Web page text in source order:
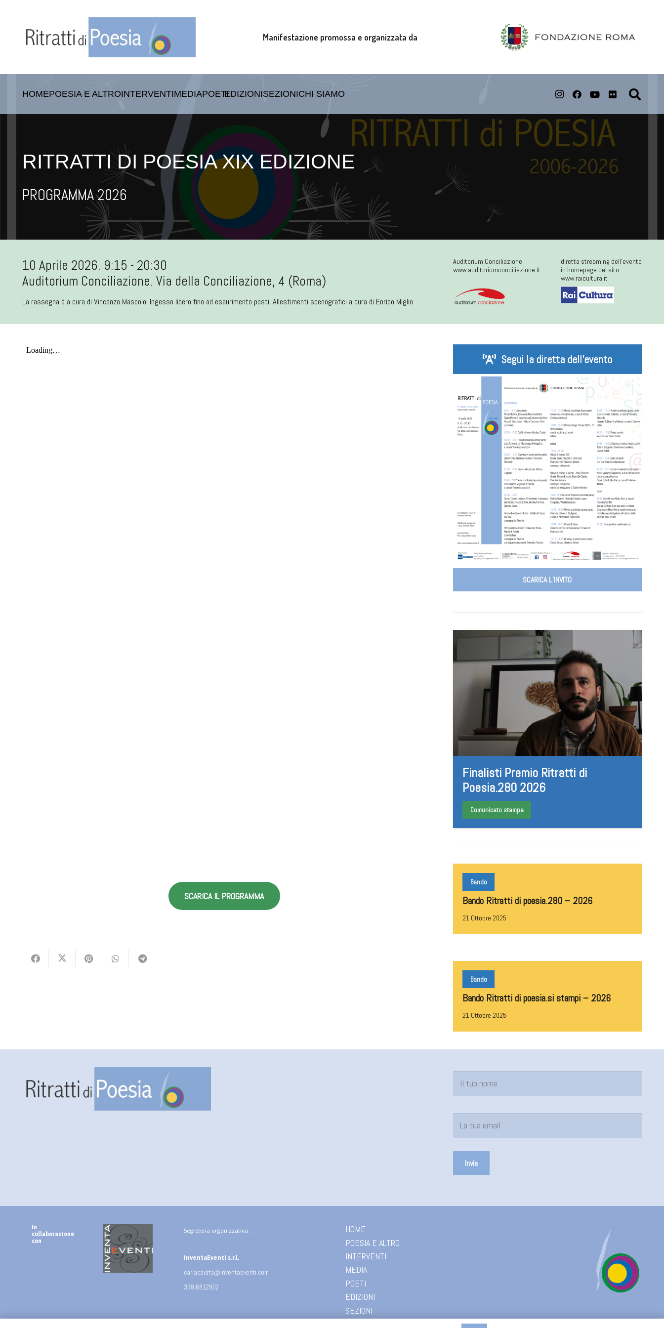
Manifestazione promossa e organizzata da
HOMEPOESIA E ALTROINTERVENTIMEDIAPOETIEDIZIONISEZIONICHI SIAMO
RITRATTI DI POESIA XIX EDIZIONE
PROGRAMMA 2026
10 Aprile 2026. 9:15 - 20:30
Auditorium Conciliazione. Via della Conciliazione, 4 (Roma)
La rassegna è a cura di Vincenzo Mascolo. Ingesso libero fino ad esaurimento posti. Allestimenti scenografici a cura di Enrico Miglio
Auditorium Conciliazione
www.auditoriumconciliazione.it
diretta streaming dell'evento
in homepage del sito
www.raicultura.it
SCARICA IL PROGRAMMA
Segui la diretta dell’evento
SCARICA L’INVITO
Finalisti Premio Ritratti di
Poesia.280 2026
Comunicato stampa
Bando
Bando Ritratti di poesia.280 – 2026
21 Ottobre 2025
Bando
Bando Ritratti di poesia.si stampi – 2026
21 Ottobre 2025
In
collaborazione
con
Segreteria organizzativa :
InventaEventi s.r.l.
carlacaiafa@inventaeventi.com
338 6812902
HOME
POESIA E ALTRO
INTERVENTI
MEDIA
POETI
EDIZIONI
SEZIONI